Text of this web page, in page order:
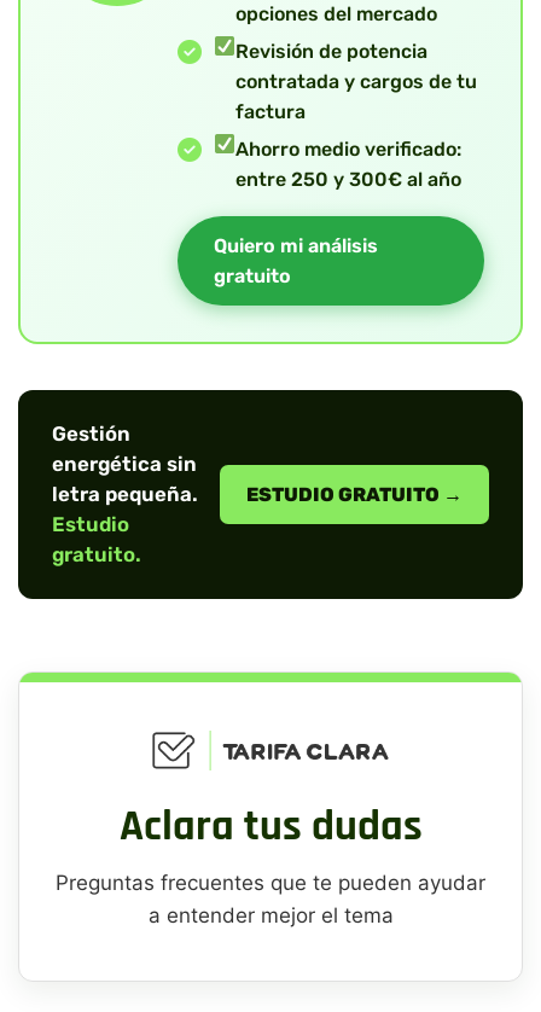
opciones del mercado
Revisión de potencia
contratada y cargos de tu
factura
Ahorro medio verificado:
entre 250 y 300€ al año
Quiero mi análisis
gratuito
Gestión
energética sin
letra pequeña.
Estudio
gratuito.
ESTUDIO GRATUITO →
Aclara tus dudas
Preguntas frecuentes que te pueden ayudar
a entender mejor el tema